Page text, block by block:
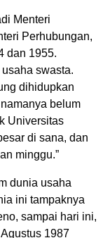
Menteri
Perhubungan,
dan 1955.
swasta.
dihidupkan
belum
Universitas
di sana, dan
minggu.”
dunia usaha
ini tampaknya
sampai hari ini,
1987